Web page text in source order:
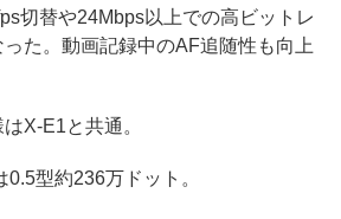
切替や24Mbps以上での高ビットレ
た。動画記録中のAF追随性も向上
X-E1と共通。
型約236万ドット。